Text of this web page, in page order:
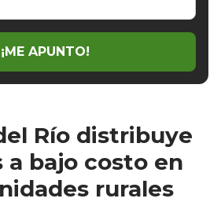
¡ME APUNTO!
Río distribuye
a bajo costo en
rurales